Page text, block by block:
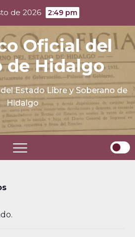
de 2026 2:49 pm
Oficial del
de Hidalgo
Estado Libre y Soberano de
Hidalgo